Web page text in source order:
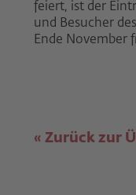
feiert, ist der
und Besucher
Ende November
Zurück zur